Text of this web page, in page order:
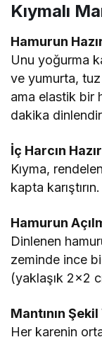
Kıymalı
Hamurun
Unu yoğurma
ve yumurta,
ama elastik bir
dakika
İç Harcın
Kıyma,
kapta
Hamurun
Dinlenen
zeminde ince
(yaklaşık 2×2
Mantının
Her karenin